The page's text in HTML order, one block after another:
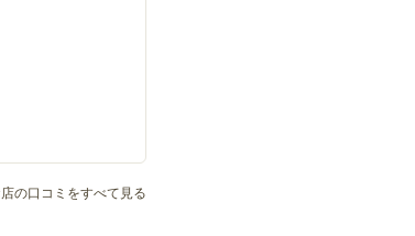
の口コミをすべて見る